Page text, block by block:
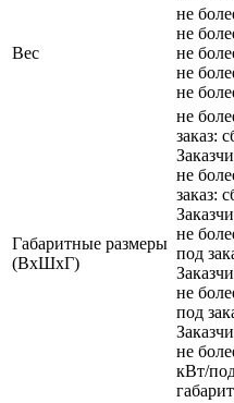
Вес
не
не
не
не
не
Габаритные размеры
(ВхШхГ)
не
заказ:
не
заказ:
не
под
не
под
не
кВт/